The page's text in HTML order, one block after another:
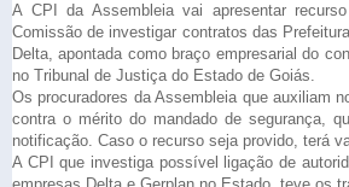
A CPI da Assembleia vai apresentar
Comissão de investigar contratos das
Delta, apontada como braço empresarial do
no Tribunal de Justiça do Estado de Goiás.
Os procuradores da Assembleia que auxiliam
contra o mérito do mandado de segurança,
notificação. Caso o recurso seja provido, terá
A CPI que investiga possível ligação de